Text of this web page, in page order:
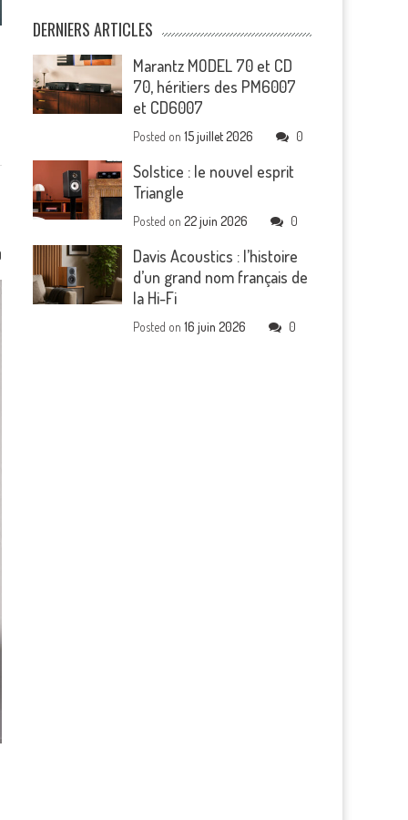
DERNIERS ARTICLES
Marantz MODEL 70 et CD
70, héritiers des PM6007
et CD6007
Posted on15 juillet 2026 0
Solstice : le nouvel esprit
Triangle
Posted on22 juin 2026 0
Davis Acoustics : l’histoire
d’un grand nom français de
la Hi-Fi
Posted on16 juin 2026 0